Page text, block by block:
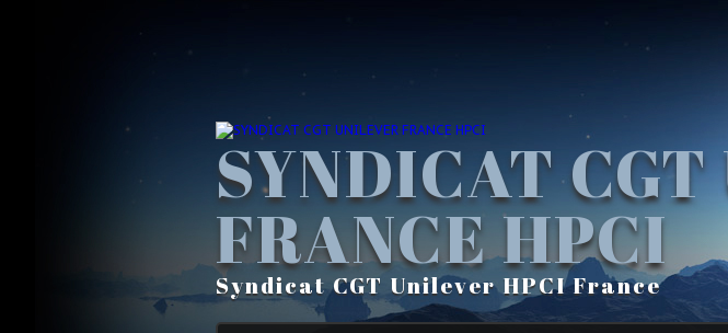
SYNDICAT
FRANCE HPCI
Syndicat CGT Unilever HPCI France